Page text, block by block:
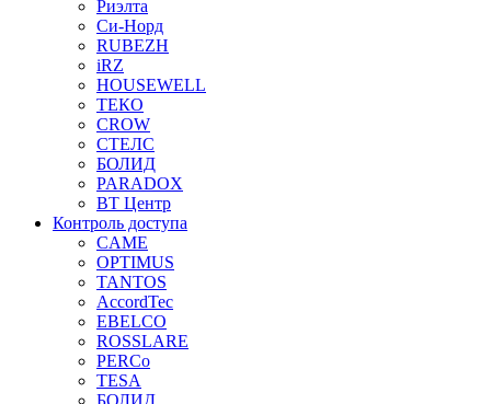
Риэлта
Си-Норд
RUBEZH
iRZ
HOUSEWELL
ТЕКО
CROW
СТЕЛС
БОЛИД
PARADOX
ВТ Центр
Контроль доступа
CAME
OPTIMUS
TANTOS
AccordTec
EBELCO
ROSSLARE
PERCo
TESA
БОЛИД